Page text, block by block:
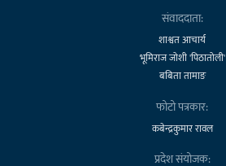
संवाददाता:
शाश्वत आचार्य
भूमिराज जोशी 'पिठातोली'
बबिता तामाङ
फोटो पत्रकार:
कबेन्द्रकुमार रावल
प्रदेश संयोजक: